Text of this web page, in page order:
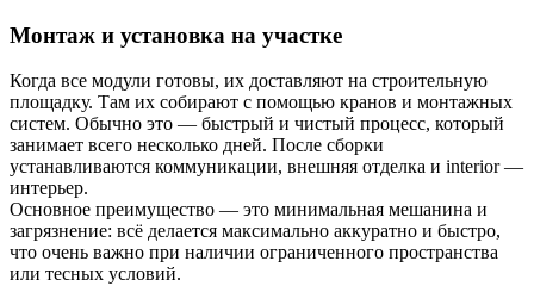
Монтаж и установка на участке
Когда все модули готовы, их доставляют на строительную
площадку. Там их собирают с помощью кранов и монтажных
систем. Обычно это — быстрый и чистый процесс, который
занимает всего несколько дней. После сборки
устанавливаются коммуникации, внешняя отделка и interior —
интерьер.
Основное преимущество — это минимальная мешанина и
загрязнение: всё делается максимально аккуратно и быстро,
что очень важно при наличии ограниченного пространства
или тесных условий.